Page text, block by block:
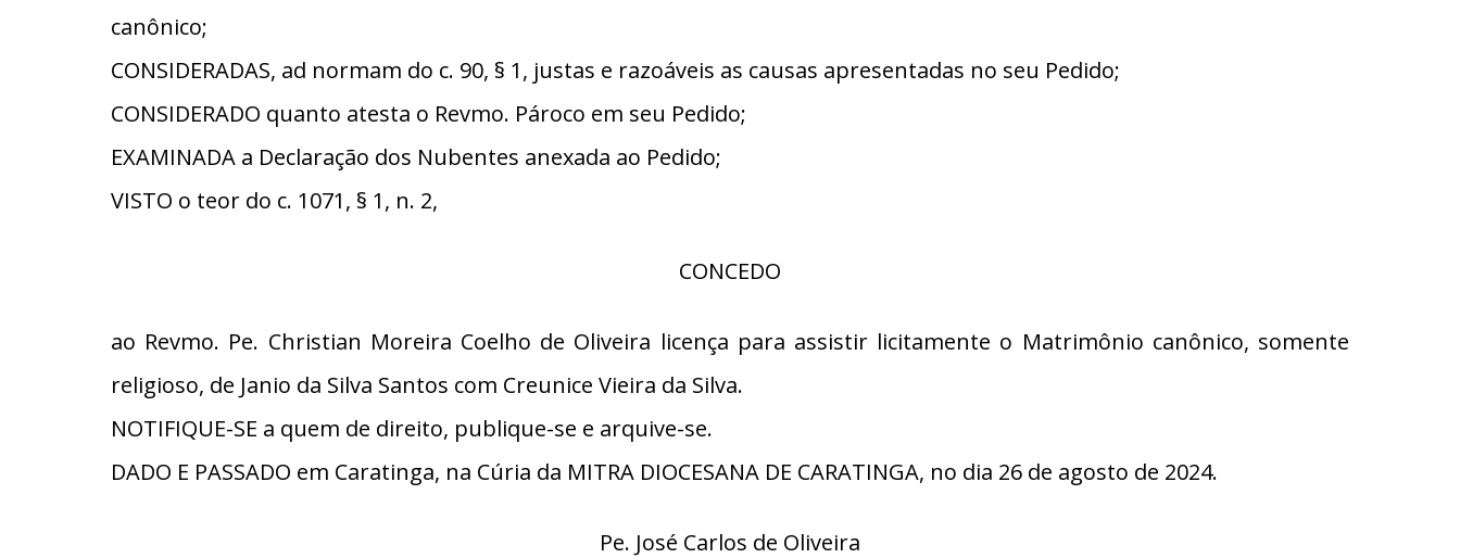
canônico;
CONSIDERADAS, ad normam do c. 90, § 1, justas e razoáveis as causas apresentadas no seu Pedido;
CONSIDERADO quanto atesta o Revmo. Pároco em seu Pedido;
EXAMINADA a Declaração dos Nubentes anexada ao Pedido;
VISTO o teor do c. 1071, § 1, n. 2,
CONCEDO
ao Revmo. Pe. Christian Moreira Coelho de Oliveira licença para assistir licitamente o Matrimônio canônico, somente
religioso, de Janio da Silva Santos com Creunice Vieira da Silva.
NOTIFIQUE-SE a quem de direito, publique-se e arquive-se.
DADO E PASSADO em Caratinga, na Cúria da MITRA DIOCESANA DE CARATINGA, no dia 26 de agosto de 2024.
Pe. José Carlos de Oliveira